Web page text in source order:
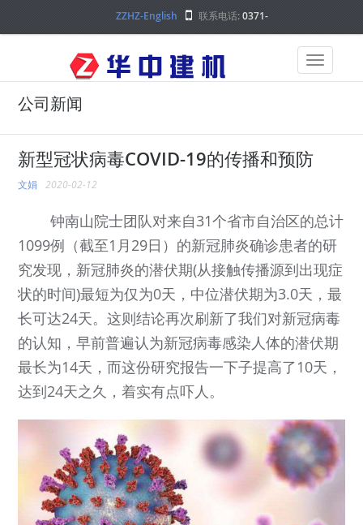
ZZHZ-English 联系电话:0371-
公司新闻
新型冠状病毒COVID-19的传播和预防
文娟 2020-02-12
钟南山院士团队对来自31个省市自治区的总计
1099例（截至1月29日）的新冠肺炎确诊患者的研
究发现，新冠肺炎的潜伏期(从接触传播源到出现症
状的时间)最短为仅为0天，中位潜伏期为3.0天，最
长可达24天。这则结论再次刷新了我们对新冠病毒
的认知，早前普遍认为新冠病毒感染人体的潜伏期
最长为14天，而这份研究报告一下子提高了10天，
达到24天之久，着实有点吓人。